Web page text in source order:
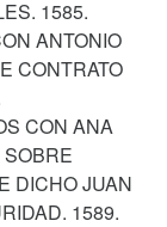
1585.
ANTONIO
CONTRATO
CON ANA
DICHO JUAN
1589.